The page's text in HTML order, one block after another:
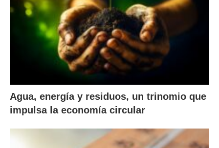
Agua, energía y residuos, un trinomio que
impulsa la economía circular